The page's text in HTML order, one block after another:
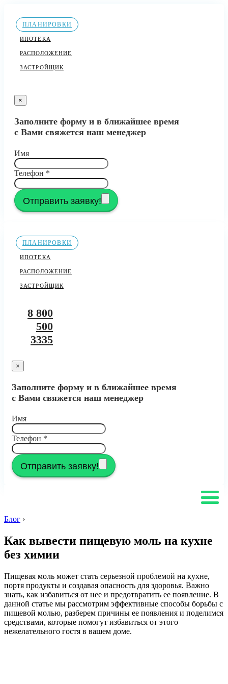
ПЛАНИРОВКИ
ИПОТЕКА
РАСПОЛОЖЕНИЕ
ЗАСТРОЙЩИК
×
Заполните форму и в ближайшее время
с Вами свяжется наш менеджер
Имя
Телефон *
Отправить заявку!
ПЛАНИРОВКИ
ИПОТЕКА
РАСПОЛОЖЕНИЕ
ЗАСТРОЙЩИК
8 800
500
3335
×
Заполните форму и в ближайшее время
с Вами свяжется наш менеджер
Имя
Телефон *
Отправить заявку!
Блог ›
Как вывести пищевую моль на кухне
без химии
Пищевая моль может стать серьезной проблемой на кухне,
портя продукты и создавая опасность для здоровья. Важно
знать, как избавиться от нее и предотвратить ее появление. В
данной статье мы рассмотрим эффективные способы борьбы с
пищевой молью, разберем причины ее появления и поделимся
средствами, которые помогут избавиться от этого
нежелательного гостя в вашем доме.